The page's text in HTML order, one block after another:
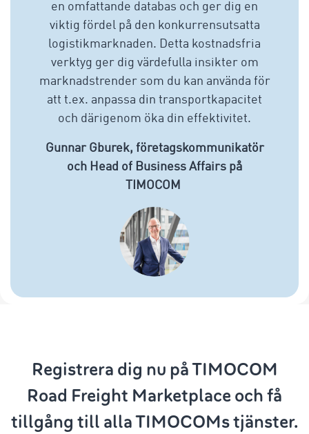
en omfattande databas och ger dig en
viktig fördel på den konkurrensutsatta
logistikmarknaden. Detta kostnadsfria
verktyg ger dig värdefulla insikter om
marknadstrender som du kan använda för
att t.ex. anpassa din transportkapacitet
och därigenom öka din effektivitet.
Gunnar Gburek, företagskommunikatör
och Head of Business Affairs på
TIMOCOM
Registrera dig nu på TIMOCOM
Road Freight Marketplace och få
tillgång till alla TIMOCOMs tjänster.